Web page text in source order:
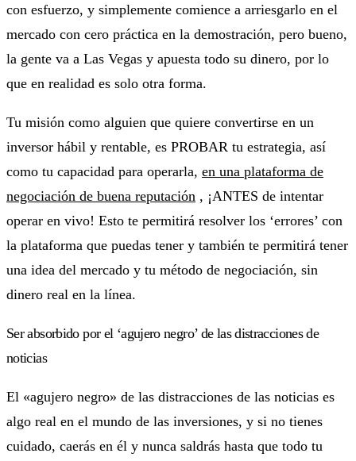
con esfuerzo, y simplemente comience a arriesgarlo en el
mercado con cero práctica en la demostración, pero bueno,
la gente va a Las Vegas y apuesta todo su dinero, por lo
que en realidad es solo otra forma.
Tu misión como alguien que quiere convertirse en un
inversor hábil y rentable, es PROBAR tu estrategia, así
como tu capacidad para operarla, en una plataforma de
negociación de buena reputación , ¡ANTES de intentar
operar en vivo! Esto te permitirá resolver los ‘errores’ con
la plataforma que puedas tener y también te permitirá tener
una idea del mercado y tu método de negociación, sin
dinero real en la línea.
Ser absorbido por el ‘agujero negro’ de las distracciones de
noticias
El «agujero negro» de las distracciones de las noticias es
algo real en el mundo de las inversiones, y si no tienes
cuidado, caerás en él y nunca saldrás hasta que todo tu